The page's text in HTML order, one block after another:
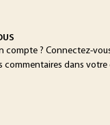
compte ? Connectez-
commentaires dans votre